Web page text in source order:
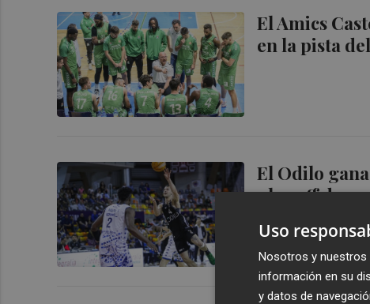
El Amics
en la pista
El Odilo
play off de
Uso
Nosotros y nuestros
información en su
y datos de